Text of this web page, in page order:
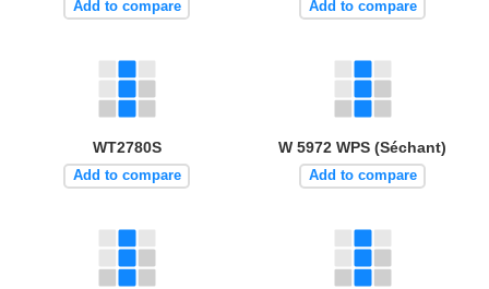
Add to compare Add to compare
WT2780S
Add to compare
W 5972 WPS (Séchant)
Add to compare